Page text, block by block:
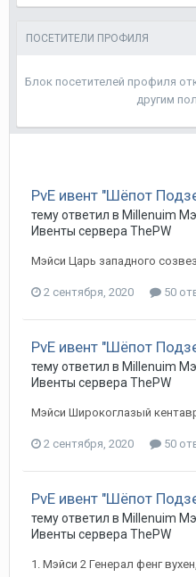
ПОСЕТИТЕЛИ ПРОФИЛЯ
Блок посетителей профиля
другим
PvE ивент "Шёпот
тему ответил в Millenuim
Ивенты сервера ThePW
Мэйси Царь западного
2 сентября, 2020 50
PvE ивент "Шёпот
тему ответил в Millenuim
Ивенты сервера ThePW
Мэйси Широкоглазый
2 сентября, 2020 50
PvE ивент "Шёпот
тему ответил в Millenuim
Ивенты сервера ThePW
1. Мэйси 2 Генерал фенг